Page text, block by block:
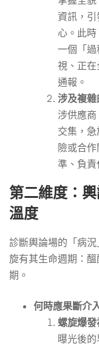
資訊，
心。此
一個「
視、正
通報。
涉及複
涉供應
交集，
險或合
準、負責
第二維度：
溫度
診斷輿論場的「病
旋有其生命週期：
期。
何時應果斷介
螺旋爆
曝光後